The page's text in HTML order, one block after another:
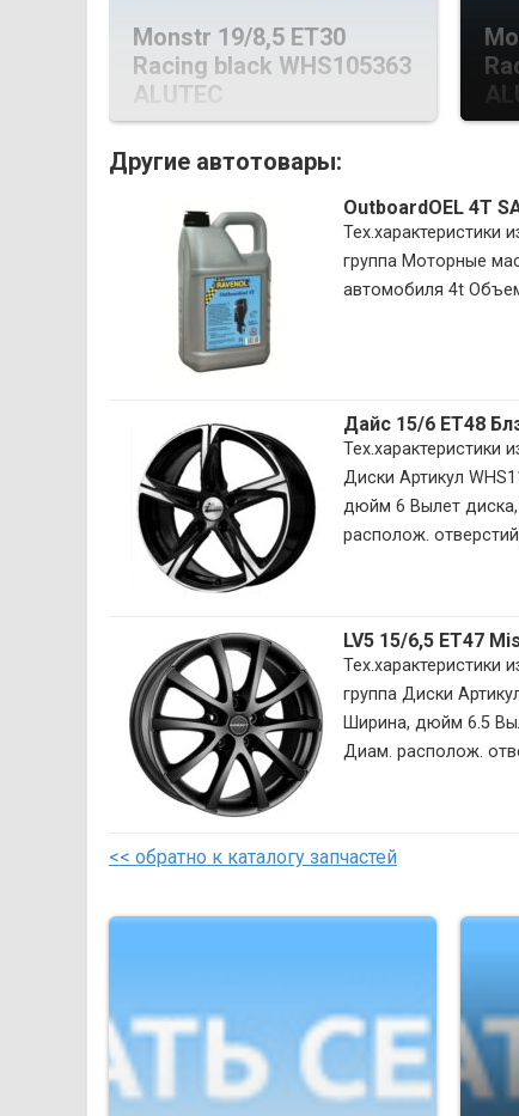
Monstr 19/8,5 ET30
Racing black WHS105363
ALUTEC
Другие автотовары:
OutboardOEL 4T
Тех.характеристики
группа Моторные
автомобиля 4t
Дайс 15/6 ET48
Тех.характеристики
Диски Артикул
дюйм 6 Вылет
располож.
LV5 15/6,5 ET47
Тех.характеристики
группа Диски
Ширина, дюйм 6.5
Диам. располож.
<< обратно к каталогу запчастей